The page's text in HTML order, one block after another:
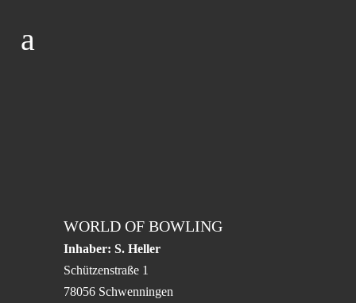
WORLD OF BOWLING
Inhaber: S. Heller
Schüt­zen­straße 1
78056 Schwenningen